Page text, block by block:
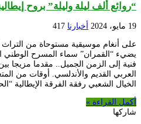
“روائع ألف ليلة وليلة” بروح
19 مايو، 2024 أخبارنا 417
على أنغام موسيقية مستوحاة من التراث
يضيء “القمران” سماء المسرح الوطني
فنية إلى الزمن الجميل.. مقدما مزيجا
العربي القديم والأندلسي. أوقات من
الخيال الشعبي رفقة الفرقة الإيطالية
أكمل القراءة »
شاركها